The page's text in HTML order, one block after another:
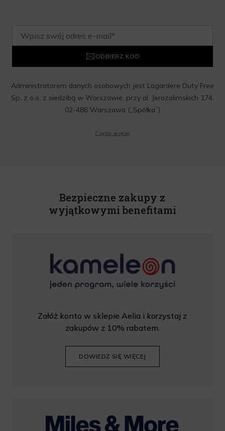
ODBIERZ KOD
Administratorem danych osobowych jest Lagardere Duty Free
Sp. z o.o. z siedzibą w Warszawie, przy al. Jerozolimskich 174,
02-486 Warszawa („Spółka”)
Lagardere Duty Free Sp. z o.o. informacji handlowych, w tym
handlowe są całkowicie bezpłatne. Powyższa zgoda jest
dobrowolna i może zostać wycofana w dowolnym momencie.
Rabat nie łączy się z innymi promocjami. W celu skorzystania z
Czytaj więcej
Bezpieczne zakupy z
wyjątkowymi benefitami
Załóż konto w sklepie Aelia i korzystaj z
zakupów z 10% rabatem.
DOWIEDZ SIĘ WIĘCEJ